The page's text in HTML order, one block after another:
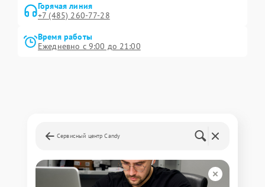
Горячая линия
+7 (485) 260-77-28
Время работы
Ежедневно с 9:00 до 21:00
Сервисный центр Candy